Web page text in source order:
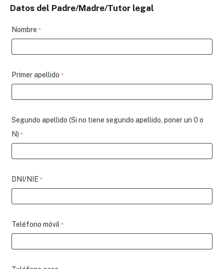
Datos del Padre/Madre/Tutor legal
Nombre *
Primer apellido *
Segundo apellido (Si no tiene segundo apellido, poner un 0 o
N) *
DNI/NIE *
Teléfono móvil *